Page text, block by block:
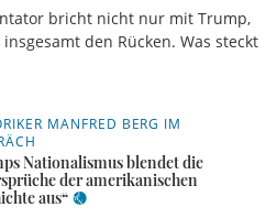
bricht nicht nur mit Trump,
den Rücken. Was steckt
MANFRED BERG IM
Nationalismus blendet die
der amerikanischen
aus“